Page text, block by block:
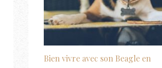
Bien vivre avec son Beagle en